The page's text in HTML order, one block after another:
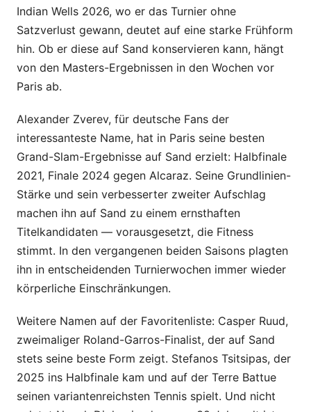
Indian Wells 2026, wo er das Turnier ohne
Satzverlust gewann, deutet auf eine starke Frühform
hin. Ob er diese auf Sand konservieren kann, hängt
von den Masters-Ergebnissen in den Wochen vor
Paris ab.
Alexander Zverev, für deutsche Fans der
interessanteste Name, hat in Paris seine besten
Grand-Slam-Ergebnisse auf Sand erzielt: Halbfinale
2021, Finale 2024 gegen Alcaraz. Seine Grundlinien-
Stärke und sein verbesserter zweiter Aufschlag
machen ihn auf Sand zu einem ernsthaften
Titelkandidaten — vorausgesetzt, die Fitness
stimmt. In den vergangenen beiden Saisons plagten
ihn in entscheidenden Turnierwochen immer wieder
körperliche Einschränkungen.
Weitere Namen auf der Favoritenliste: Casper Ruud,
zweimaliger Roland-Garros-Finalist, der auf Sand
stets seine beste Form zeigt. Stefanos Tsitsipas, der
2025 ins Halbfinale kam und auf der Terre Battue
seinen variantenreichsten Tennis spielt. Und nicht